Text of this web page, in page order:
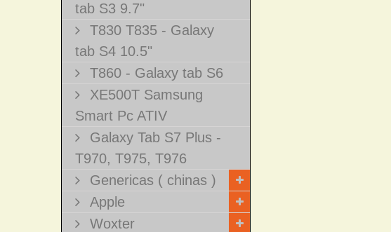
tab S3 9.7"
T830 T835 - Galaxy
tab S4 10.5"
T860 - Galaxy tab S6
XE500T Samsung
Smart Pc ATIV
Galaxy Tab S7 Plus -
T970, T975, T976
Genericas ( chinas )
Apple
Woxter